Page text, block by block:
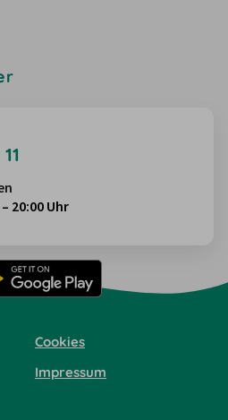
20:00 Uhr
Cookies
Impressum